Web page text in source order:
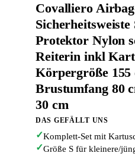
Covalliero
Sicherheitsweiste
Protektor Nylon
Reiterin inkl
Körpergröße 155
Brustumfang 80
30 cm
DAS GEFÄLLT UNS
✓Komplett-Set mit
✓Größe S für kleinere/